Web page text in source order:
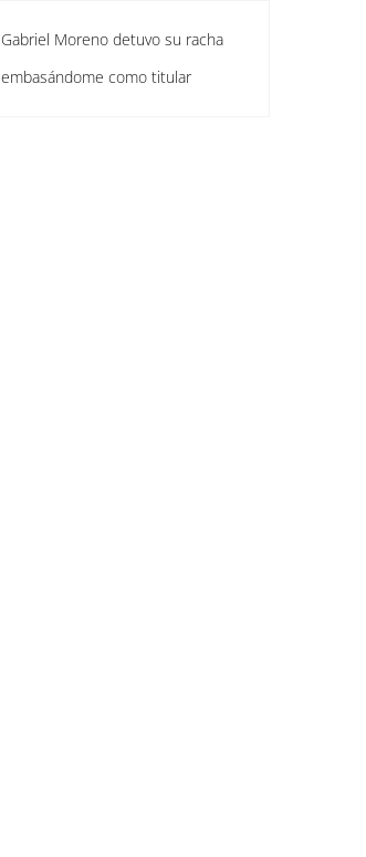
Gabriel Moreno detuvo su racha
embasándome como titular